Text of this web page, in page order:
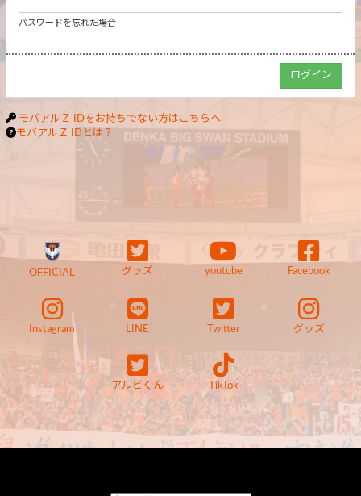
パスワードを忘れた場合
モバアルＺ IDをお持ちでない方はこちらへ
モバアルＺ IDとは？
OFFICIAL グッズ youtube Facebook
Instagram LINE Twitter グッズ
アルビくん TikTok